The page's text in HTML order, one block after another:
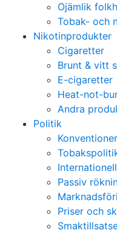
Ojämlik
Tobak- och
Nikotinprodukter
Cigaretter
Brunt & vitt
E-cigaretter
Heat-not-
Andra
Politik
Passiv
Priser och